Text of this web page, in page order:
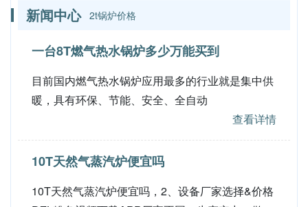
新闻中心 2t锅炉价格
一台8T燃气热水锅炉多少万能买到
目前国内燃气热水锅炉应用最多的行业就是集中供
暖，具有环保、节能、安全、全自动
查看详情
10T天然气蒸汽炉便宜吗
10T天然气蒸汽炉便宜吗，2、设备厂家选择&价格